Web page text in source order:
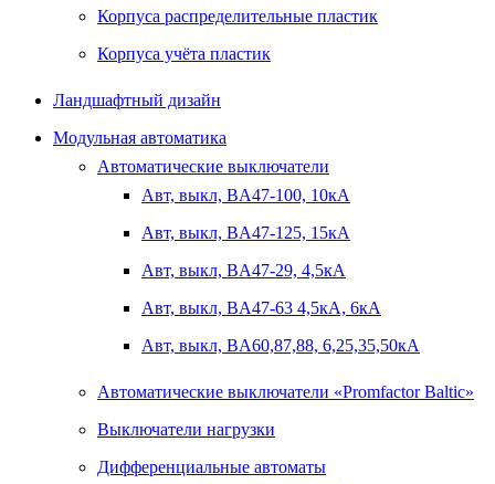
Корпуса распределительные пластик
Корпуса учёта пластик
Ландшафтный дизайн
Модульная автоматика
Автоматические выключатели
Авт, выкл, BA47-100, 10кА
Авт, выкл, BA47-125, 15кА
Авт, выкл, BA47-29, 4,5кА
Авт, выкл, BA47-63 4,5кА, 6кА
Авт, выкл, BA60,87,88, 6,25,35,50кА
Автоматические выключатели «Promfactor Baltic»
Выключатели нагрузки
Дифференциальные автоматы